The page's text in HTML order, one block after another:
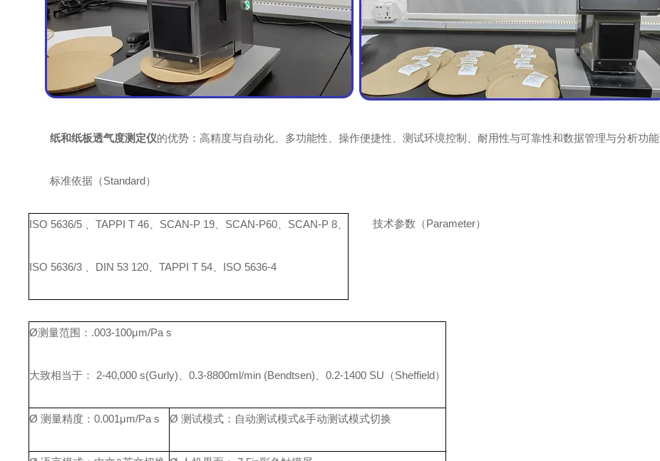
纸和纸板透气度测定仪的优势：高精度与自动化、多功能性、操作便捷性、测试环境控制、耐用性与可靠性和数据管理与分析功能
标准依据（Standard）
ISO 5636/5 TAPPI T 46 SCAN-P 19 SCAN-P60 SCAN-P 8
ISO 5636/3 DIN 53 120 TAPPI T 54 ISO 5636-4
技术参数 （Parameter）
Ø测量范围： .003-100μm/Pa s
大致相当于： 2-40,000 s(Gurly) 0.3-8800ml/min (Bendtsen) 0.2-1400 SU （Sheffield）
Ø 测量精度： 0.001μm/Pa s Ø 测试模式：自动测试模式&手动测试模式切换